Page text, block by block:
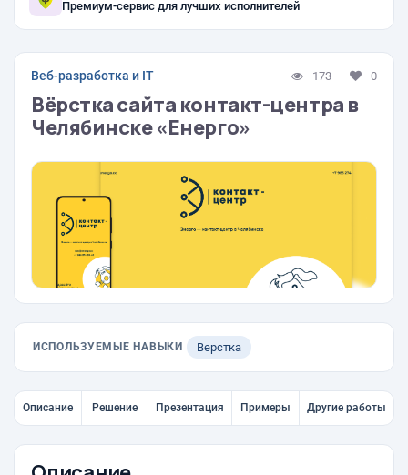
Премиум-сервис для лучших исполнителей
Веб-разработка и IT 173 0
Вёрстка сайта контакт-центра в
Челябинске «Енерго»
ИСПОЛЬЗУЕМЫЕ НАВЫКИ Верстка
Описание Решение Презентация Примеры Другие работы